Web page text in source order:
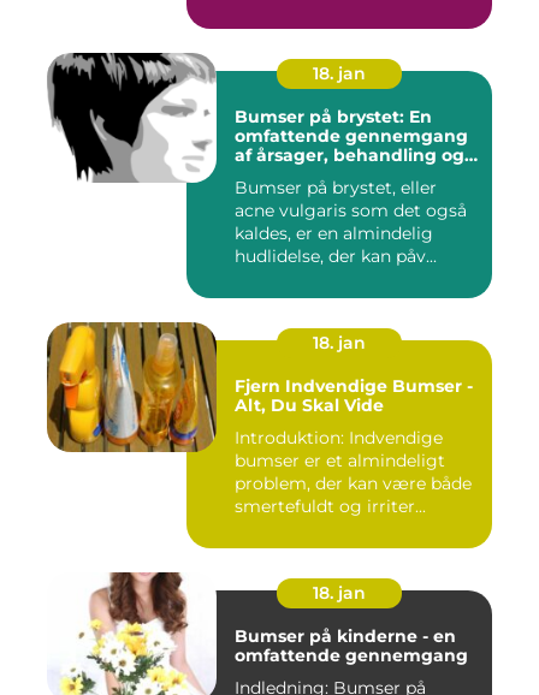
18. jan
Bumser på brystet: En
omfattende gennemgang
af årsager, behandling og
Bumser på brystet, eller
acne vulgaris som det også
kaldes, er en almindelig
hudlidelse, der kan påv...
18. jan
Fjern Indvendige Bumser -
Alt, Du Skal Vide
Introduktion: Indvendige
bumser er et almindeligt
problem, der kan være både
smertefuldt og irriter...
18. jan
Bumser på kinderne - en
omfattende gennemgang
Indledning: Bumser på